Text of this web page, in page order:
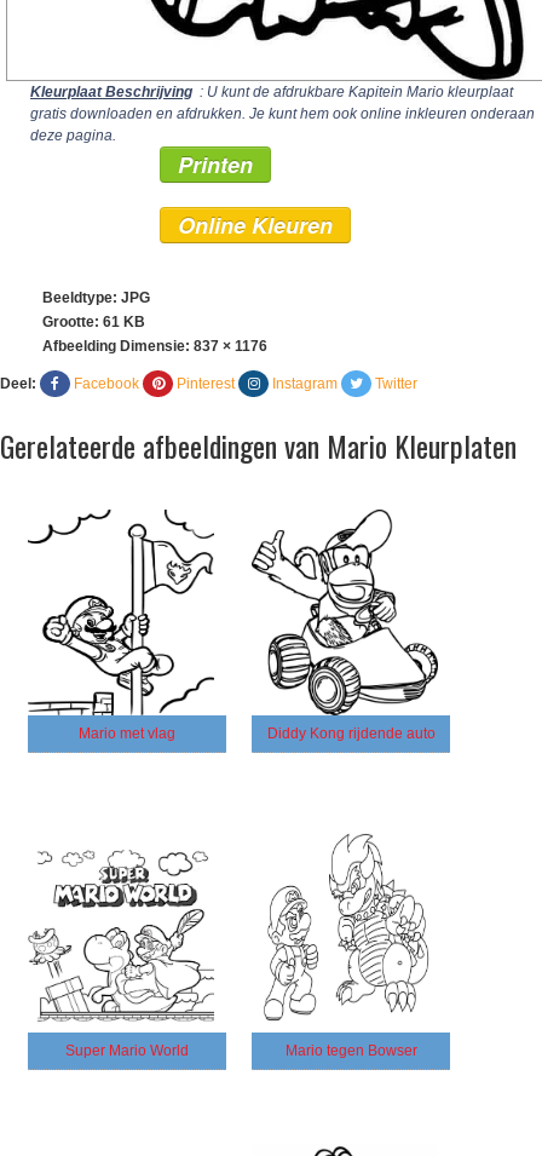
Kleurplaat Beschrijving : U kunt de afdrukbare Kapitein Mario kleurplaat
gratis downloaden en afdrukken. Je kunt hem ook online inkleuren onderaan
deze pagina.
Printen
Online Kleuren
Beeldtype: JPG
Grootte: 61 KB
Afbeelding Dimensie: 837 × 1176
Deel: Facebook Pinterest Instagram Twitter
Gerelateerde afbeeldingen van Mario Kleurplaten
Mario met vlag Diddy Kong rijdende auto
Super Mario World Mario tegen Bowser